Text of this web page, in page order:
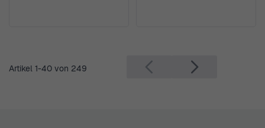
Artikel 1-40 von 249